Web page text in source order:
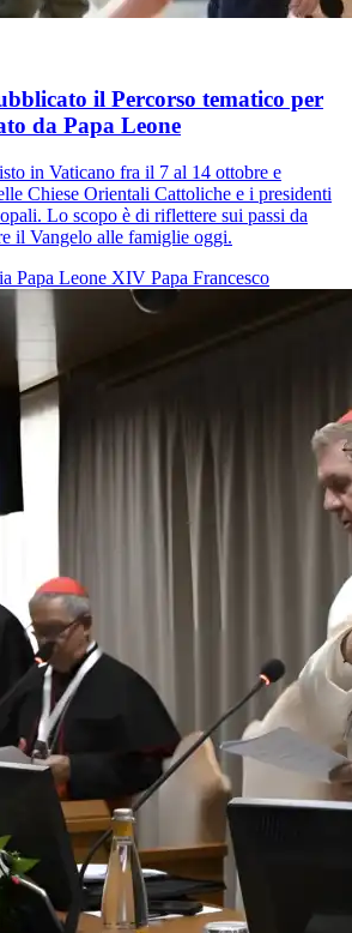
il Percorso tematico per
da Papa Leone
in Vaticano fra il 7 al 14 ottobre e
Chiese Orientali Cattoliche e i presidenti
Lo scopo è di riflettere sui passi da
il Vangelo alle famiglie oggi.
Papa Leone XIV Papa Francesco